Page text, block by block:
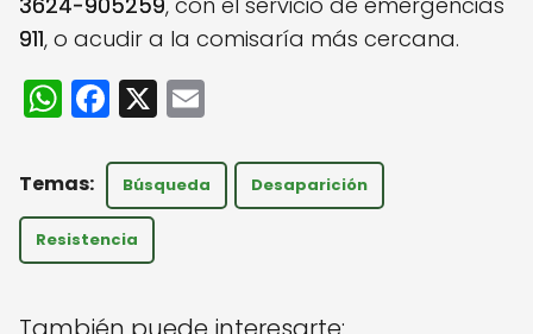
911, o acudir a la comisaría más cercana.
W
h
a
ts
A
F
a
c
e
b
X
ai
l
Búsqueda Desaparición
Resistencia